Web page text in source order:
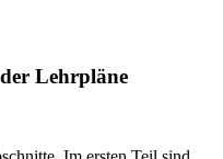
Lehrpläne